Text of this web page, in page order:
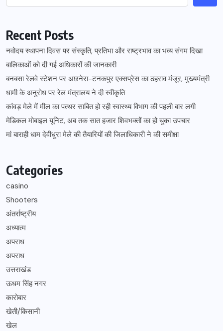
Recent Posts
नवोदय स्थापना दिवस पर संस्कृति, प्रतिभा और राष्ट्रभाव का भव्य संगम दिखा
बालिकाओं को दी गई अधिकारों की जानकारी
बनबसा रेलवे स्टेशन पर अछनेरा-टनकपुर एक्सप्रेस का ठहराव मंजूर, मुख्यमंत्री
धामी के अनुरोध पर रेल मंत्रालय ने दी स्वीकृति
कांवड़ मेले में मील का पत्थर साबित हो रही स्वास्थ्य विभाग की पहली बार लगी
मेडिकल मोबाइल यूनिट, अब तक सात हजार शिवभक्तों का हो चुका उपचार
मां बाराही धाम देवीधुरा मेले की तैयारियों की जिलाधिकारी ने की समीक्षा
Categories
casino
Shooters
अंतर्राष्ट्रीय
अध्यात्म
अपराध
अपराध
उत्तराखंड
ऊधम सिंह नगर
कारोबार
खेती/किसानी
खेल